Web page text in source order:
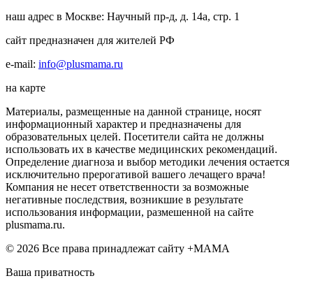
наш адрес в Москве: Научный пр-д, д. 14а, стр. 1
сайт предназначен для жителей РФ
e-mail: info@plusmama.ru
на карте
Материалы, размещенные на данной странице, носят
информационный характер и предназначены для
образовательных целей. Посетители сайта не должны
использовать их в качестве медицинских рекомендаций.
Определение диагноза и выбор методики лечения остается
исключительно прерогативой вашего лечащего врача!
Компания не несет ответственности за возможные
негативные последствия, возникшие в результате
использования информации, размешенной на сайте
plusmama.ru.
© 2026 Все права принадлежат сайту +МАМА
Ваша приватность